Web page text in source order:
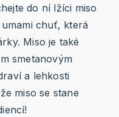
do ní lžíci miso
chuť, která
Miso je také
smetanovým
a lehkosti
miso se stane